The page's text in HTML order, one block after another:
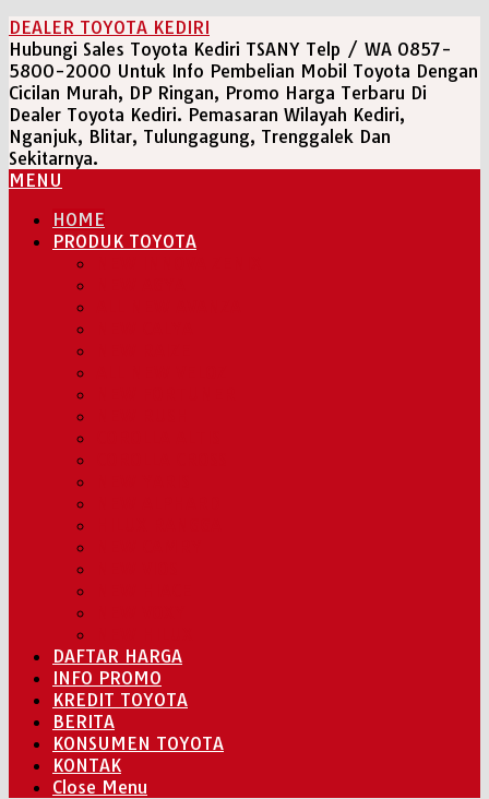
Skip
to
content
DEALER TOYOTA KEDIRI
Hubungi Sales Toyota Kediri TSANY Telp / WA 0857-
5800-2000 Untuk Info Pembelian Mobil Toyota Dengan
Cicilan Murah, DP Ringan, Promo Harga Terbaru Di
Dealer Toyota Kediri. Pemasaran Wilayah Kediri,
Nganjuk, Blitar, Tulungagung, Trenggalek Dan
Sekitarnya.
MENU
HOME
PRODUK TOYOTA
DAFTAR HARGA
INFO PROMO
KREDIT TOYOTA
BERITA
KONSUMEN TOYOTA
KONTAK
Close Menu